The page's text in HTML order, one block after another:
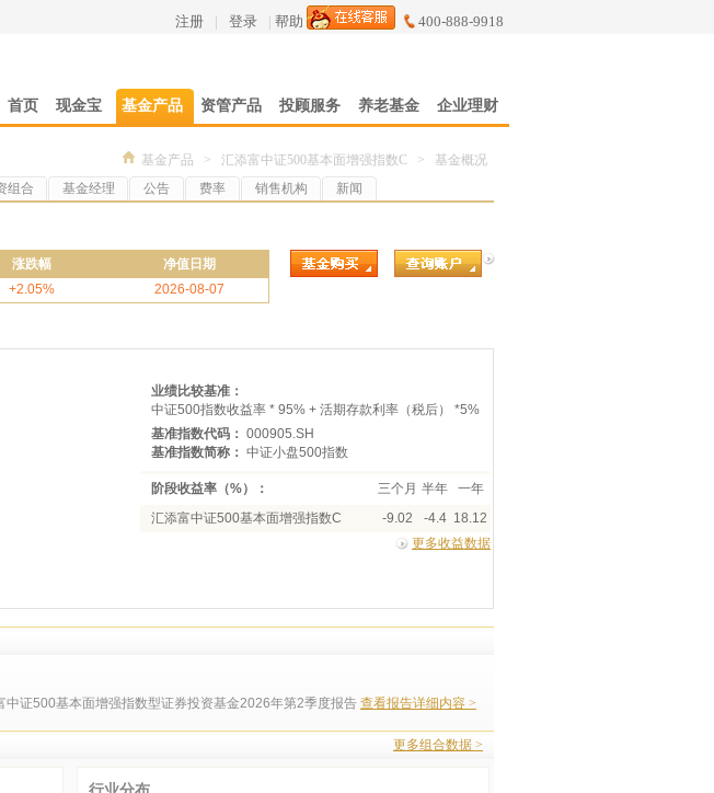
注册 | 登录 | 帮助 400-888-9918
首页 现金宝 基金产品 资管产品 投顾服务 养老基金 企业理财
基金产品 > 汇添富中证500基本面增强指数C > 基金概况
组合 基金经理 公告 费率 销售机构 新闻
涨跌幅
净值日期
+2.05% 2026-08-07
业绩比较基准：
中证500指数收益率 * 95% + 活期存款利率（税后） *5%
基准指数代码：
000905.SH
基准指数简称：
中证小盘500指数
阶段收益率（%）： 三个月 半年 一年
汇添富中证500基本面增强指数C -9.02 -4.4
18.12
更多收益数据
中证500基本面增强指数型证券投资基金2026年第2季度报告 查看报告详细内容 >
更多组合数据 >